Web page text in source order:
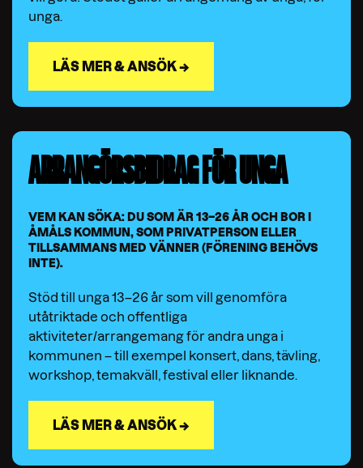
unga.
LÄS MER & ANSÖK →
ARRANGÖRSBIDRAG FÖR UNGA
VEM KAN SÖKA: DU SOM ÄR 13–26 ÅR OCH BOR I
ÅMÅLS KOMMUN, SOM PRIVATPERSON ELLER
TILLSAMMANS MED VÄNNER (FÖRENING BEHÖVS
INTE).
Stöd till unga 13–26 år som vill genomföra
utåtriktade och offentliga
aktiviteter/arrangemang för andra unga i
kommunen – till exempel konsert, dans, tävling,
workshop, temakväll, festival eller liknande.
LÄS MER & ANSÖK →